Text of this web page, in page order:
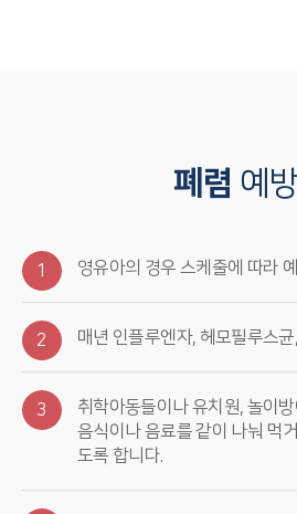
폐렴 예
1 영유아의 경우 스케줄에 따라
2 매년 인플루엔자, 헤모필루스
3
취학아동들이나 유치원, 놀이
음식이나 음료를 같이 나눠 먹
도록 합니다.